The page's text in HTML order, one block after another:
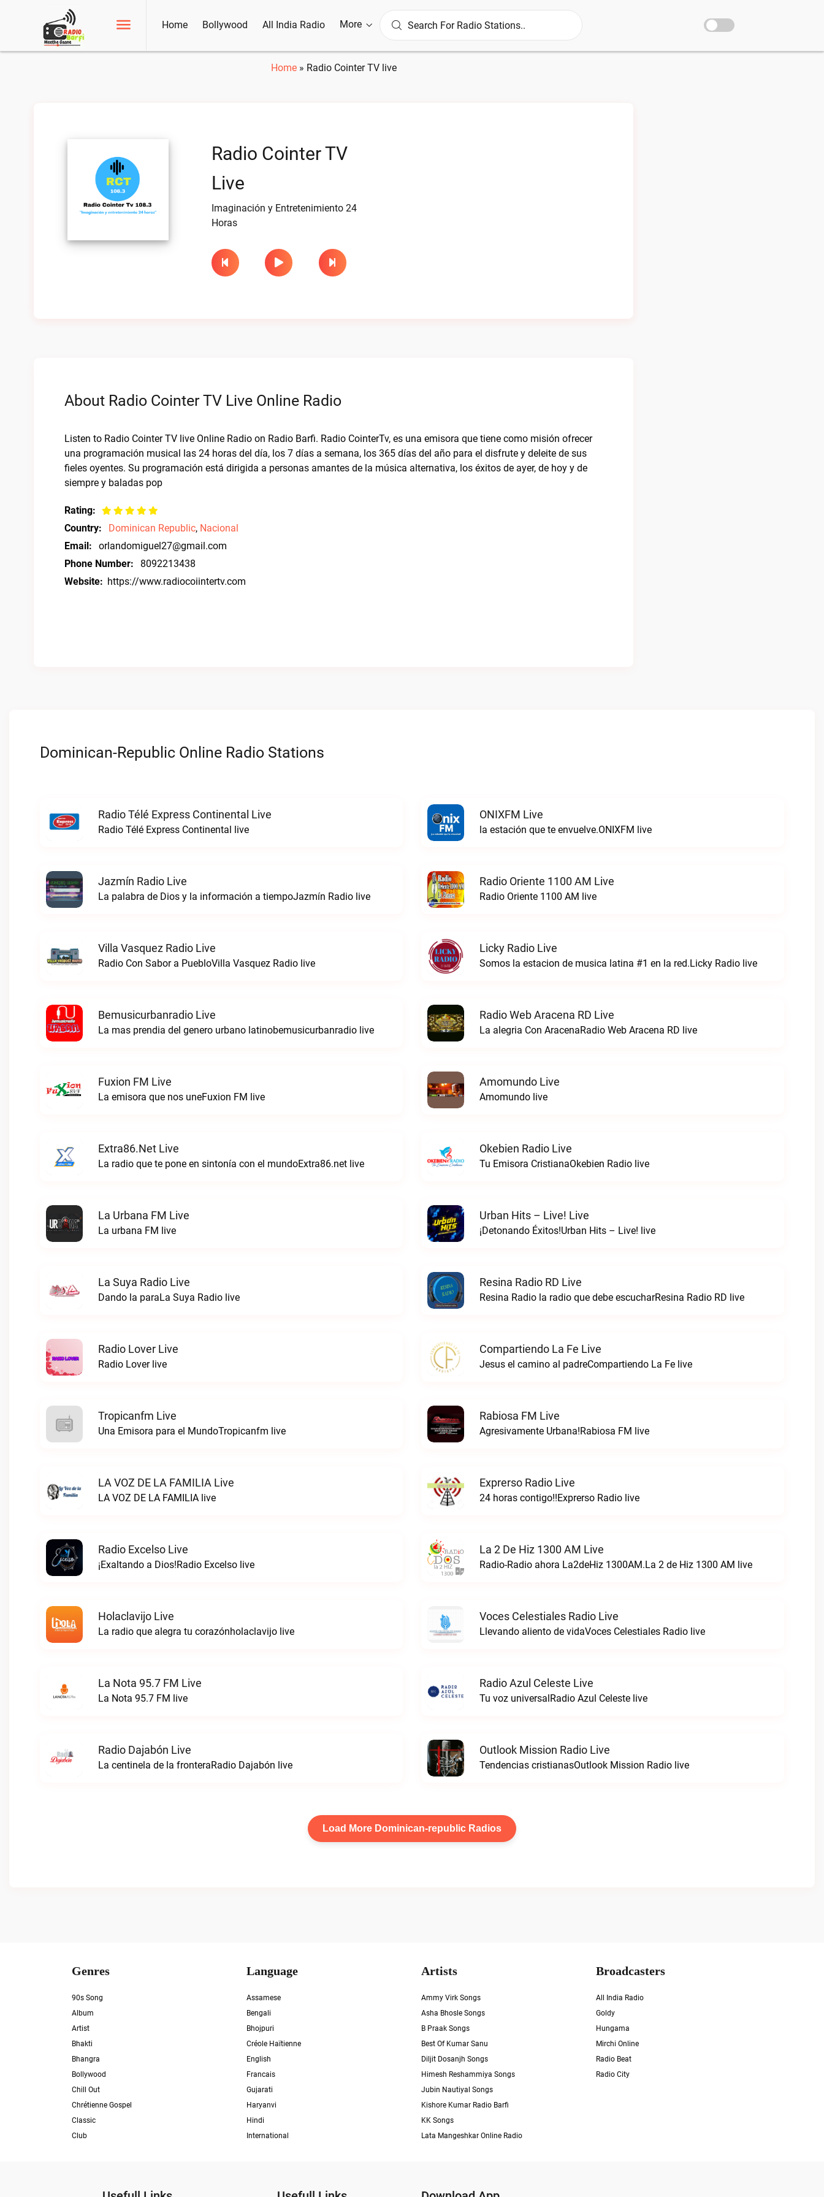
Home Bollywood All India Radio More
Home» Radio Cointer TV live
Radio Cointer TV
Live
Imaginación y Entretenimiento 24
Horas
About Radio Cointer TV Live Online Radio
Listen to Radio Cointer TV live Online Radio on Radio Barfi. Radio CointerTv, es una emisora que tiene como misión ofrecer
una programación musical las 24 horas del día, los 7 días a semana, los 365 días del año para el disfrute y deleite de sus
fieles oyentes. Su programación está dirigida a personas amantes de la música alternativa, los éxitos de ayer, de hoy y de
siempre y baladas pop
Rating:
Country:
Dominican Republic, Nacional
Email:
orlandomiguel27@gmail.com
Phone Number:
8092213438
Website: https://www.radiocoiintertv.com
Dominican-Republic Online Radio Stations
Radio Télé Express Continental Live
Radio Télé Express Continental live
ONIXFM Live
la estación que te envuelve.ONIXFM live
Jazmín Radio Live
La palabra de Dios y la información a tiempoJazmín Radio live
Radio Oriente 1100 AM Live
Radio Oriente 1100 AM live
Villa Vasquez Radio Live
Radio Con Sabor a PuebloVilla Vasquez Radio live
Licky Radio Live
Somos la estacion de musica latina #1 en la red.Licky Radio live
Bemusicurbanradio Live
La mas prendia del genero urbano latinobemusicurbanradio live
Radio Web Aracena RD Live
La alegria Con AracenaRadio Web Aracena RD live
Fuxion FM Live
La emisora que nos uneFuxion FM live
Amomundo Live
Amomundo live
Extra86.net Live
La radio que te pone en sintonía con el mundoExtra86.net live
Okebien Radio Live
Tu Emisora CristianaOkebien Radio live
La Urbana FM Live
La urbana FM live
Urban Hits – Live! Live
¡Detonando Éxitos!Urban Hits – Live! live
La Suya Radio Live
Dando la paraLa Suya Radio live
Resina Radio RD Live
Resina Radio la radio que debe escucharResina Radio RD live
Radio Lover Live
Radio Lover live
Compartiendo La Fe Live
Jesus el camino al padreCompartiendo La Fe live
Tropicanfm Live
Una Emisora para el MundoTropicanfm live
Rabiosa FM Live
Agresivamente Urbana!Rabiosa FM live
LA VOZ DE LA FAMILIA Live
LA VOZ DE LA FAMILIA live
Exprerso Radio Live
24 horas contigo!!Exprerso Radio live
Radio Excelso Live
¡Exaltando a Dios!Radio Excelso live
La 2 De Hiz 1300 AM Live
Radio-Radio ahora La2deHiz 1300AM.La 2 de Hiz 1300 AM live
Holaclavijo Live
La radio que alegra tu corazónholaclavijo live
Voces Celestiales Radio Live
Llevando aliento de vidaVoces Celestiales Radio live
La Nota 95.7 FM Live
La Nota 95.7 FM live
Radio Azul Celeste Live
Tu voz universalRadio Azul Celeste live
Radio Dajabón Live
La centinela de la fronteraRadio Dajabón live
Outlook Mission Radio Live
Tendencias cristianasOutlook Mission Radio live
Load More Dominican-republic Radios
Genres
90s Song
Album
Artist
Bhakti
Bhangra
Bollywood
Chill Out
Chrétienne Gospel
Classic
Club
Language
Assamese
Bengali
Bhojpuri
Créole Haïtienne
English
Francais
Gujarati
Haryanvi
Hindi
International
Artists
Ammy Virk Songs
Asha Bhosle Songs
B Praak Songs
Best Of Kumar Sanu
Diljit Dosanjh Songs
Himesh Reshammiya Songs
Jubin Nautiyal Songs
Kishore Kumar Radio Barfi
KK Songs
Lata Mangeshkar Online Radio
Broadcasters
All India Radio
Goldy
Hungama
Mirchi Online
Radio Beat
Radio City